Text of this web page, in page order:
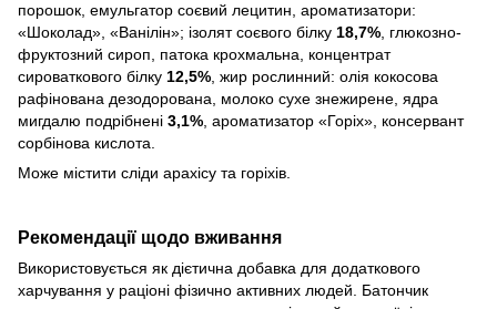
порошок, емульгатор соєвий лецитин, ароматизатори:
«Шоколад», «Ванілін»; ізолят соєвого білку 18,7%, глюкозно-
фруктозний сироп, патока крохмальна, концентрат
сироваткового білку 12,5%, жир рослинний: олія кокосова
рафінована дезодорована, молоко сухе знежирене, ядра
мигдалю подрібнені 3,1%, ароматизатор «Горіх», консервант
сорбінова кислота.
Може містити сліди арахісу та горіхів.
Рекомендації щодо вживання
Використовується як дієтична добавка для додаткового
харчування у раціоні фізично активних людей. Батончик